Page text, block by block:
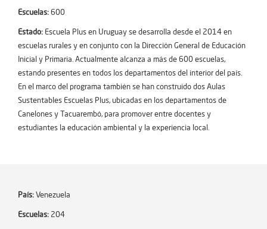
Escuelas: 600
Estado: Escuela Plus en Uruguay se desarrolla desde el 2014 en
escuelas rurales y en conjunto con la Dirección General de Educación
Inicial y Primaria. Actualmente alcanza a más de 600 escuelas,
estando presentes en todos los departamentos del interior del país.
En el marco del programa también se han construido dos Aulas
Sustentables Escuelas Plus, ubicadas en los departamentos de
Canelones y Tacuarembó, para promover entre docentes y
estudiantes la educación ambiental y la experiencia local.
País: Venezuela
Escuelas: 204